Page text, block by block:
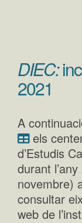
DIEC:
2021
A
els
d’Estudis
durant
novembre)
consultar
web de